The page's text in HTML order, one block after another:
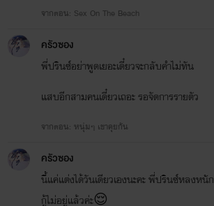
จากตอน: Sex On The Beach
ครัวซอง
พี่ปรินซ์อย่าพูดเยอะเดี๋ยวจะกลับคำไม่ทัน
แสบอีกสามคนเดี๋ยวเถอะ รอจัดการรายตัว
จากตอน: หนุ่มๆ เขาคุยกัน
ครัวซอง
นี้แค่แต่งได้วันเดียวเองนะคะ พี่ปรินซ์หลงหนัก
กู้ไม่อยู่แล้วค่ะ😌